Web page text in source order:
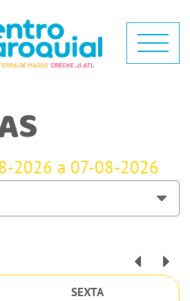
2026 a 07-08-2026
SEXTA